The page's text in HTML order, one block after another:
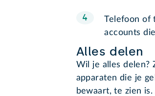
Telefoon
accounts
Alles delen
Wil je alles delen?
apparaten die je
bewaart, te zien